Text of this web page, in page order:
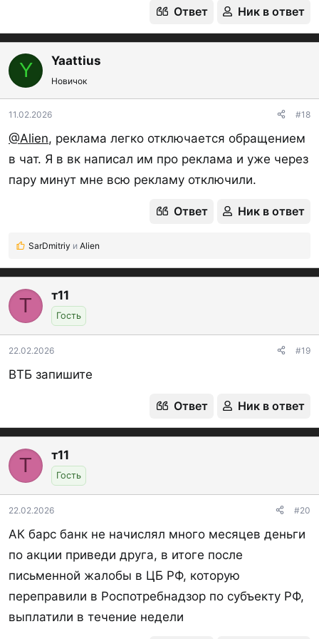
Ответ Ник в ответ
Y Yaattius
Новичок
11.02.2026 #18
@Alien, реклама легко отключается обращением
в чат. Я в вк написал им про реклама и уже через
пару минут мне всю рекламу отключили.
Ответ Ник в ответ
Р
а
к
и
и
:
SarDmitriy и Alien
Т т11
Гость
22.02.2026 #19
ВТБ запишите
Ответ Ник в ответ
Т т11
Гость
22.02.2026 #20
АК барс банк не начислял много месяцев деньги
по акции приведи друга, в итоге после
письменной жалобы в ЦБ РФ, которую
переправили в Роспотребнадзор по субъекту РФ,
выплатили в течение недели